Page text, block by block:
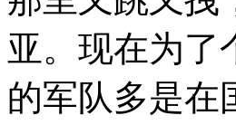
亚。现在为了
的军队多是在